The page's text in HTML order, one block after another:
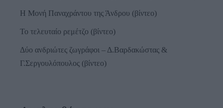
Η Μονή Παναχράντου της Άνδρου (βίντεο)
Το τελευταίο ρεμέτζο (βίντεο)
Δύο ανδριώτες ζωγράφοι – Δ.Βαρδακώστας &
Γ.Σεργουλόπουλος (βίντεο)